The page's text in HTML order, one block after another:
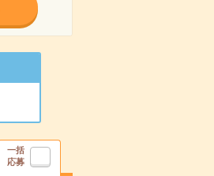
一括
応募